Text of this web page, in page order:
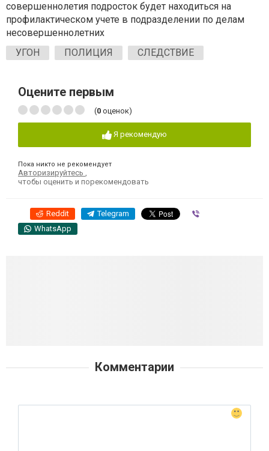
совершеннолетия подросток будет находиться на
профилактическом учете в подразделении по делам
несовершеннолетних
УГОН
ПОЛИЦИЯ СЛЕДСТВИЕ
Оцените первым
(0 оценок)
Я рекомендую
Пока никто не рекомендует
Авторизируйтесь
чтобы оценить и порекомендовать
Reddit Telegram
WhatsApp
Комментарии